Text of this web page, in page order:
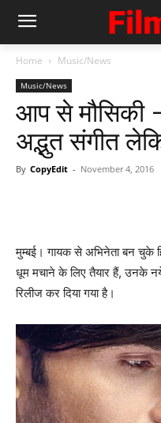
Home Music/News
Music/News
आप से मौसिकी
अद्भुत संगीत
By CopyEdit - November 4, 2016
मुम्‍बई। गायक से अभिनेता बन चुके
धूम मचाने के लिए तैयार हैं, उनके
रिलीज कर दिया गया है।